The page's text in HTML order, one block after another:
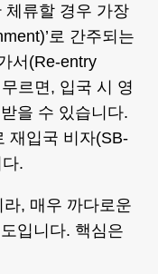
체류할 경우 가장
로 간주되는
서(Re-entry
르면, 입국 시 영
을 수 있습니다.
재입국 비자(SB-
.
, 매우 까다로운
입니다. 핵심은